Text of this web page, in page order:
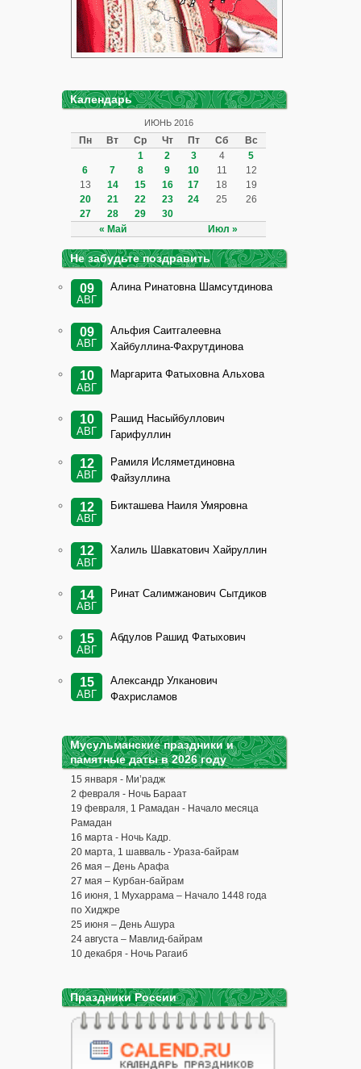
Календарь
ИЮНЬ 2016
Пн Вт Ср Чт Пт Сб Вс
« Май Июл »
1 2 3 4
5
6
7 8 9 10 11
12
13
14 15 16 17 18
19
20
21 22 23 24 25
26
27
28 29 30
Не забудьте поздравить
09
АВГ
Алина Ринатовна Шамсутдинова
09
АВГ
Альфия Саитгалеевна
Хайбуллина-Фахрутдинова
10
АВГ
Маргарита Фатыховна Альхова
10
АВГ
Рашид Насыйбуллович
Гарифуллин
12
АВГ
Рамиля Исляметдиновна
Файзуллина
12
АВГ
Бикташева Наиля Умяровна
12
АВГ
Халиль Шавкатович Хайруллин
14
АВГ
Ринат Салимжанович Сытдиков
15
АВГ
Абдулов Рашид Фатыхович
15
АВГ
Александр Улканович
Фахрисламов
Мусульманские праздники и
памятные даты в 2026 году
15 января - Ми’радж
2 февраля - Ночь Бараат
19 февраля, 1 Рамадан - Начало месяца
Рамадан
16 марта - Ночь Кадр.
20 марта, 1 шавваль - Ураза-байрам
26 мая – День Арафа
27 мая – Курбан-байрам
16 июня, 1 Мухаррама – Начало 1448 года
по Хиджре
25 июня – День Ашура
24 августа – Мавлид-байрам
10 декабря - Ночь Рагаиб
Праздники России